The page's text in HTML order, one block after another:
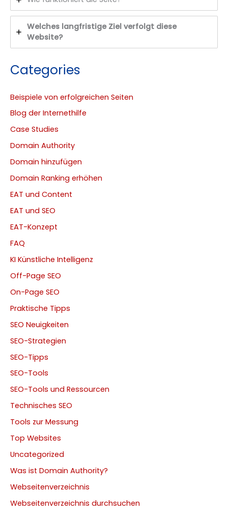
Welches langfristige Ziel verfolgt diese
Website?
Categories
Beispiele von erfolgreichen Seiten
Blog der Internethilfe
Case Studies
Domain Authority
Domain hinzufügen
Domain Ranking erhöhen
EAT und Content
EAT und SEO
EAT-Konzept
FAQ
KI Künstliche Intelligenz
Off-Page SEO
On-Page SEO
Praktische Tipps
SEO Neuigkeiten
SEO-Strategien
SEO-Tipps
SEO-Tools
SEO-Tools und Ressourcen
Technisches SEO
Tools zur Messung
Top Websites
Uncategorized
Was ist Domain Authority?
Webseitenverzeichnis
Webseitenverzeichnis durchsuchen